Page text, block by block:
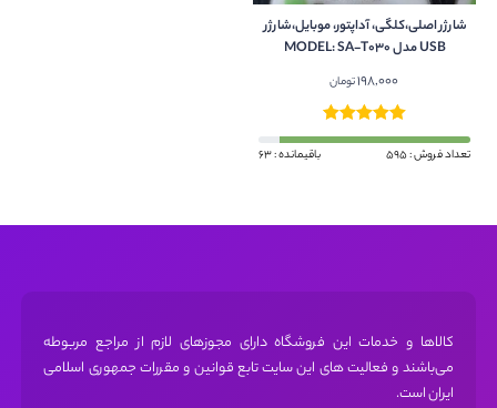
شارژر اصلی،کلگی، آداپتور، موبایل،شارژر
USB مدل MODEL: SA-T030
198,000تومان
تعداد فروش : 595 باقیمانده : 63
کالاها و خدمات این فروشگاه دارای مجوز‌های لازم از مراجع مربوطه
می‌باشند و فعالیت های این سایت تابع قوانین و مقررات جمهوری اسلامی
ایران است.